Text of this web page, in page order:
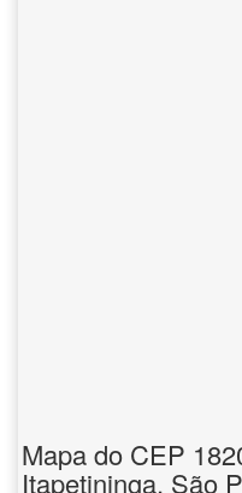
Mapa do CEP
Itapetininga, São